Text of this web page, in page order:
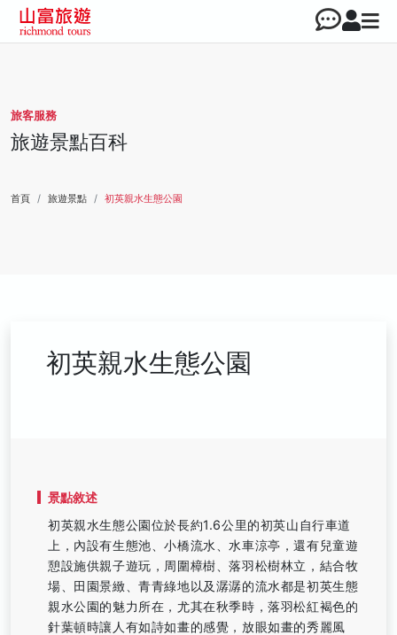
旅客服務
旅遊景點百科
首頁 旅遊景點 初英親水生態公園
初英親水生態公園
景點敘述
初英親水生態公園位於長約1.6公里的初英山自行車道
上，內設有生態池、小橋流水、水車涼亭，還有兒童遊
憩設施供親子遊玩，周圍樟樹、落羽松樹林立，結合牧
場、田園景緻、青青綠地以及潺潺的流水都是初英生態
親水公園的魅力所在，尤其在秋季時，落羽松紅褐色的
針葉頓時讓人有如詩如畫的感覺，放眼如畫的秀麗風